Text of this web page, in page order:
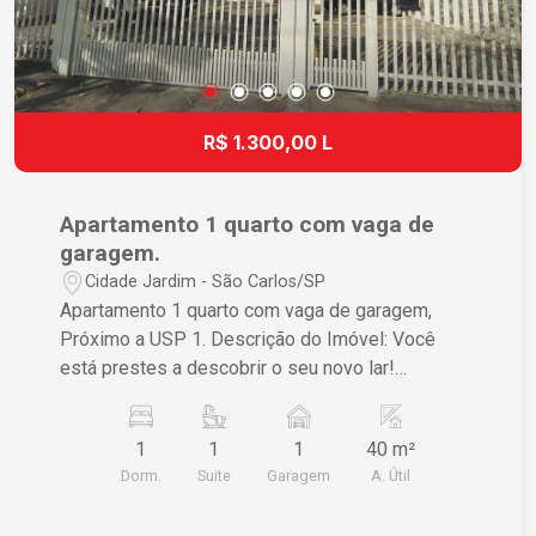
excelente opção para quem procura um imóvel
bem localizado, confortável e com ótima
mobilidade. Agende uma visita e venha conhecer
seu novo lar!
R$ 1.300,00 L
Apartamento 1 quarto com vaga de
garagem.
Cidade Jardim - São Carlos/SP
Apartamento 1 quarto com vaga de garagem,
Próximo a USP 1. Descrição do Imóvel: Você
está prestes a descobrir o seu novo lar!
localizado no desejado bairro Cidade Jardim, em
São Carlos/SP. Com uma área útil de 40,00 m²,
este imóvel é ideal para quem busca conforto e
1
Dorm.
1
Suite
1
Garagem
40 m²
A. Útil